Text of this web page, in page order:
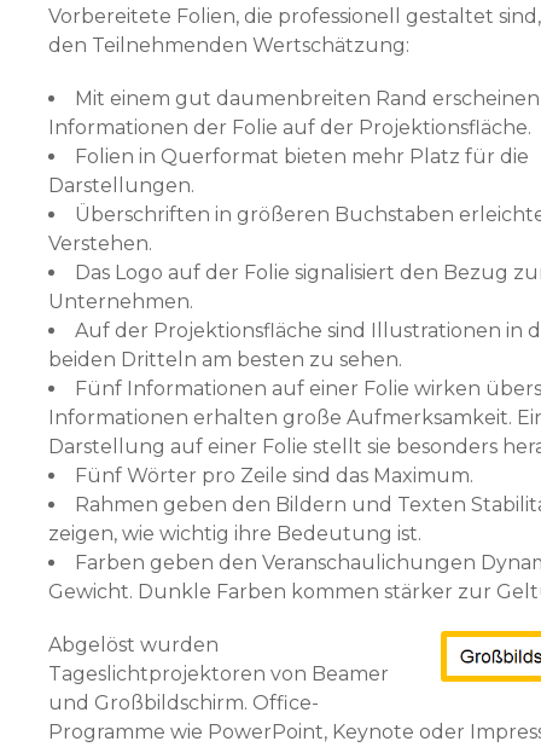
Vorbereitete Folien, die professionell gestaltet
den Teilnehmenden Wertschätzung:
Mit einem gut daumenbreiten Rand
Informationen der Folie auf der Projektionsfläche.
Folien in Querformat bieten mehr Platz für die
Darstellungen.
Überschriften in größeren Buchstaben
Verstehen.
Das Logo auf der Folie signalisiert den Bezug
Unternehmen.
Auf der Projektionsfläche sind Illustrationen in
beiden Dritteln am besten zu sehen.
Fünf Informationen auf einer Folie wirken
Informationen erhalten große Aufmerksamkeit.
Darstellung auf einer Folie stellt sie besonders
Fünf Wörter pro Zeile sind das Maximum.
Rahmen geben den Bildern und Texten
zeigen, wie wichtig ihre Bedeutung ist.
Farben geben den Veranschaulichungen
Gewicht. Dunkle Farben kommen stärker zur
Abgelöst wurden
Tageslichtprojektoren von Beamer
und Großbildschirm. Office-
Programme wie PowerPoint, Key­note oder